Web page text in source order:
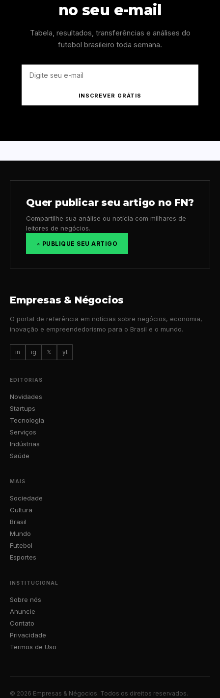
no seu e-mail
Tabela, resultados, transferências e análises do
futebol brasileiro toda semana.
INSCREVER GRÁTIS
Quer publicar seu artigo no FN?
Compartilhe sua análise ou notícia com milhares de
leitores de negócios.
✍️ PUBLIQUE SEU ARTIGO
Empresas & Négocios
O portal de referência em notícias sobre negócios, economia,
inovação e empreendedorismo para o Brasil e o mundo.
in ig 𝕏 yt
EDITORIAS
Novidades
Startups
Tecnologia
Serviços
Indústrias
Saúde
MAIS
Sociedade
Cultura
Brasil
Mundo
Futebol
Esportes
INSTITUCIONAL
Sobre nós
Anuncie
Contato
Privacidade
Termos de Uso
© 2026 Empresas & Négocios. Todos os direitos reservados.